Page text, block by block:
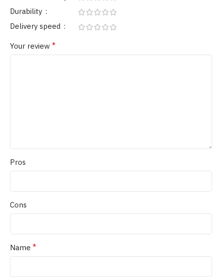
Durability
Delivery speed
Your review *
Pros
Cons
Name *